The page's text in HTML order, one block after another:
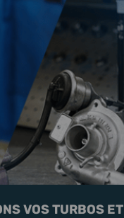
VOS TURBOS ET